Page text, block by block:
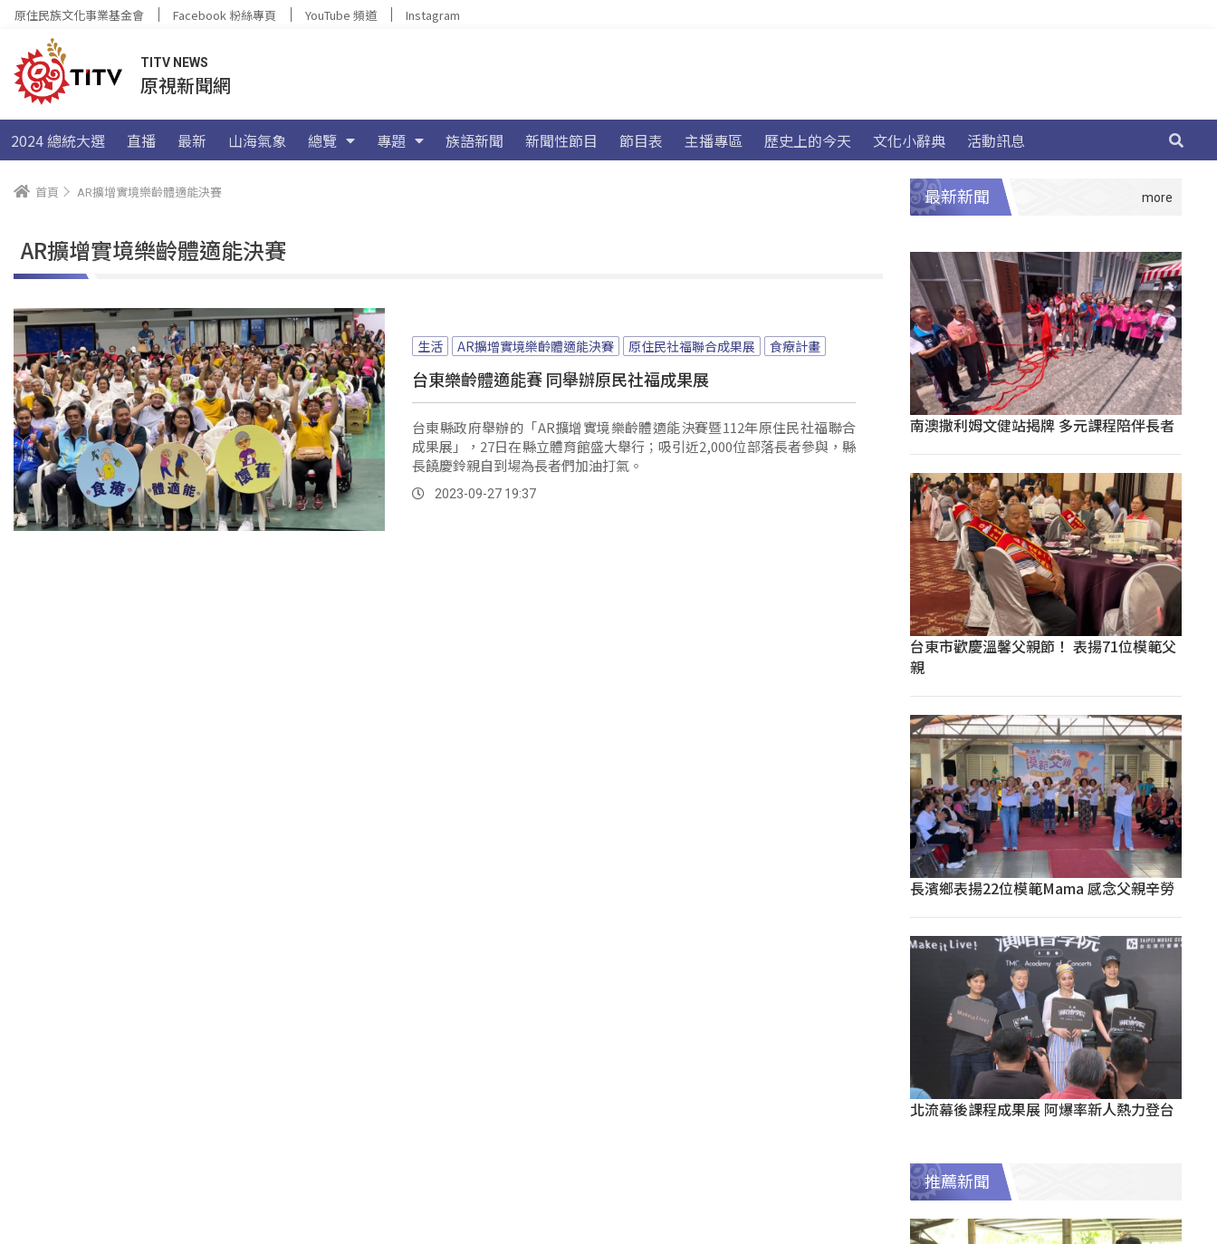
原住民族文化事業基金會 Facebook 粉絲專頁 YouTube 頻道 Instagram
TITV NEWS
原視新聞網
2024 總統大選 直播 最新 山海氣象 總覽 專題 族語新聞 新聞性節目 節目表 主播專區 歷史上的今天 文化小辭典 活動訊息
首頁 AR擴增實境樂齡體適能決賽
AR擴增實境樂齡體適能決賽
生活 AR擴增實境樂齡體適能決賽 原住民社福聯合成果展 食療計畫
台東樂齡體適能賽 同舉辦原民社福成果展
台東縣政府舉辦的「AR擴增實境樂齡體適能決賽暨112年原住民社福聯合
成果展」，27日在縣立體育館盛大舉行；吸引近2,000位部落長者參與，縣
長饒慶鈴親自到場為長者們加油打氣。
2023-09-27 19:37
最新新聞
南澳撒利姆文健站揭牌 多元課程陪伴長者
台東市歡慶溫馨父親節！ 表揚71位模範父
親
長濱鄉表揚22位模範Mama 感念父親辛勞
北流幕後課程成果展 阿爆率新人熱力登台
推薦新聞